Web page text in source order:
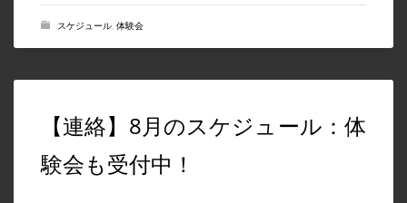
スケジュール, 体験会
【連絡】8月のスケジュール：体
験会も受付中！